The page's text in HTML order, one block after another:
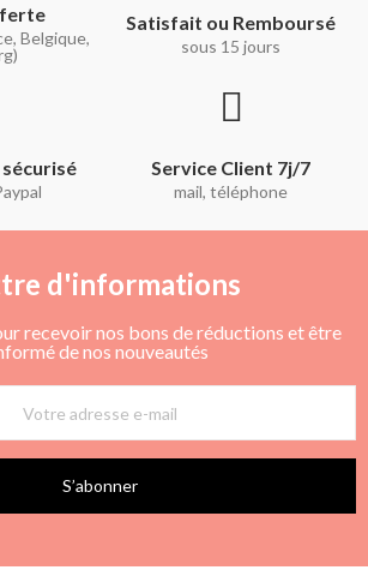
Belgique,
Satisfait ou Remboursé
sous 15 jours
Service Client 7j/7
mail, téléphone
d'informations
recevoir nos bons de réductions et être
de nos nouveautés
S’abonner